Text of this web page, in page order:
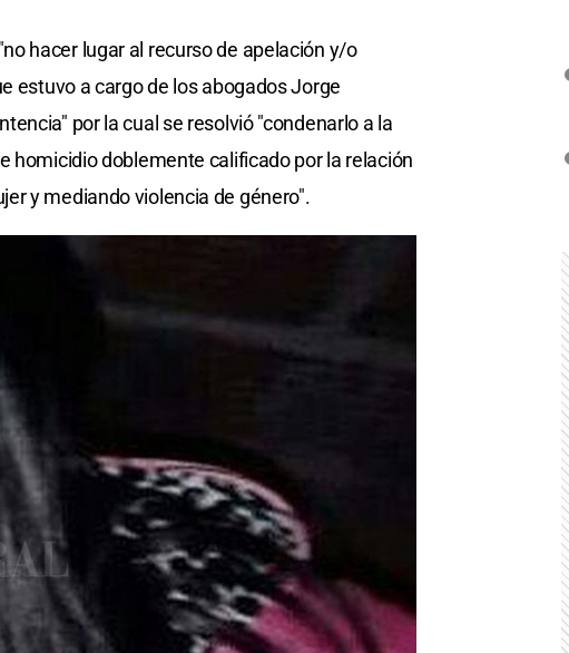
hacer lugar al recurso de apelación y/o
estuvo a cargo de los abogados Jorge
por la cual se resolvió "condenarlo a la
homicidio doblemente calificado por la relación
y mediando violencia de género".